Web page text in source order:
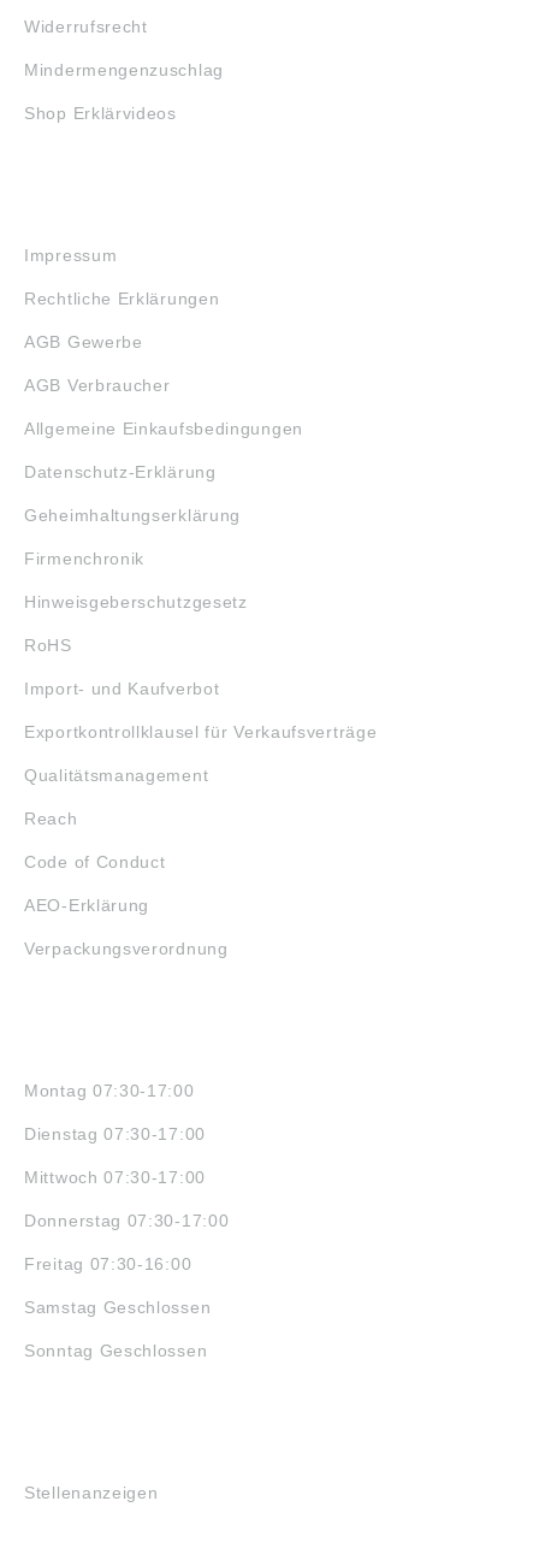
Widerrufsrecht
Mindermengenzuschlag
Shop Erklärvideos
Impressum
Rechtliche Erklärungen
AGB Gewerbe
AGB Verbraucher
Allgemeine Einkaufsbedingungen
Datenschutz-Erklärung
Geheimhaltungserklärung
Firmenchronik
Hinweisgeberschutzgesetz
RoHS
Import- und Kaufverbot
Exportkontrollklausel für Verkaufsverträge
Qualitätsmanagement
Reach
Code of Conduct
AEO-Erklärung
Verpackungsverordnung
Montag 07:30-17:00
Dienstag 07:30-17:00
Mittwoch 07:30-17:00
Donnerstag 07:30-17:00
Freitag 07:30-16:00
Samstag Geschlossen
Sonntag Geschlossen
Stellenanzeigen